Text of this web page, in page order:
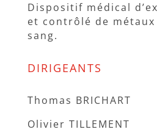
Dispositif médical
et contrôlé de
sang.
DIRIGEANTS
Thomas BRICHART
Olivier TILLEMENT